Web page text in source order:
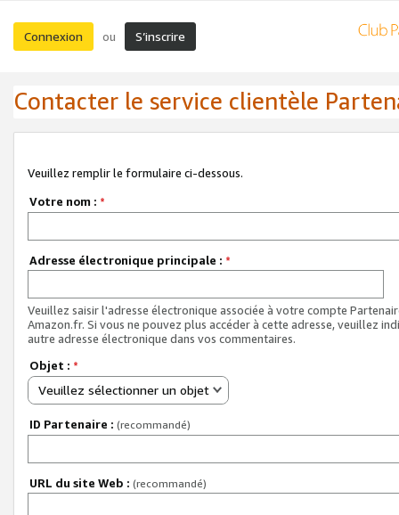
Connexion ou S’inscrire
Contacter le service clientèle
Veuillez remplir le formulaire ci-dessous.
Votre nom : *
Adresse électronique principale : *
Veuillez saisir l'adresse électronique associée à votre compte
Amazon.fr. Si vous ne pouvez plus accéder à cette adresse, veuillez
autre adresse électronique dans vos commentaires.
Objet : *
Veuillez sélectionner un objet
ID Partenaire : (recommandé)
URL du site Web : (recommandé)